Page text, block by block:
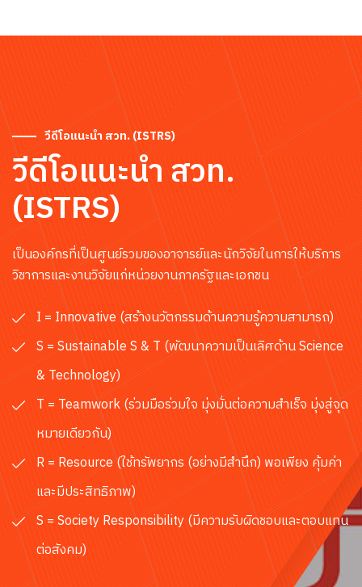
วีดีโอแนะนำ สวท. (ISTRS)
วีดีโอแนะนำ สวท.
(ISTRS)
เป็นองค์กรที่เป็นศูนย์รวมของอาจารย์และนักวิจัยในการให้บริการ
วิชาการและงานวิจัยแก่หน่วยงานภาครัฐและเอกชน
I = Innovative (สร้างนวัตกรรมด้านความรู้ความสามารถ)
S = Sustainable S & T (พัฒนาความเป็นเลิศด้าน Science
& Technology)
T = Teamwork (ร่วมมือร่วมใจ มุ่งมั่นต่อความสำเร็จ มุ่งสู่จุด
หมายเดียวกัน)
R = Resource (ใช้ทรัพยากร (อย่างมีสำนึก) พอเพียง คุ้มค่า
และมีประสิทธิภาพ)
S = Society Responsibility (มีความรับผิดชอบและตอบแทน
ต่อสังคม)